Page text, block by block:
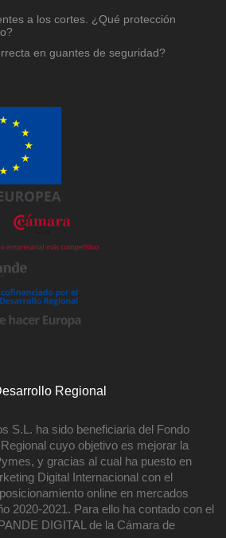
a los cortes. ¿Qué protección
en guantes de seguridad?
Regional
S.L. ha sido beneficiaria del Fondo
cuyo objetivo es mejorar la
y gracias al cual ha puesto en
Digital Internacional con el
online en mercados
2020-2021. Para ello ha contado con el
DIGITAL de la Cámara de